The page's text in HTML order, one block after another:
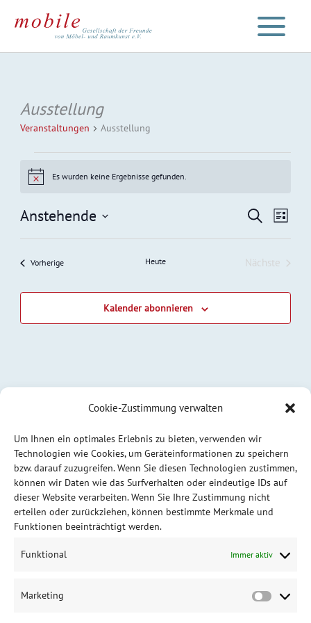
Cookie-Zustimmung verwalten
Um Ihnen ein optimales Erlebnis zu bieten, verwenden wir
Technologien wie Cookies, um Geräteinformationen zu speichern
bzw. darauf zuzugreifen. Wenn Sie diesen Technologien zustimmen,
können wir Daten wie das Surfverhalten oder eindeutige IDs auf
dieser Website verarbeiten. Wenn Sie Ihre Zustimmung nicht
erteilen oder zurückziehen, können bestimmte Merkmale und
Funktionen beeinträchtigt werden.
Funktional Immer aktiv
Marketing
Inhalt
springen
Ausstellung
Veranstaltungen Ausstellung
HinweisEs wurden keine Ergebnisse gefunden.
Such-
und
Suche Liste
Anstehende
Datum
wählen.
VorherigeVeranstaltungen Heute
Nächste
Kalender abonnieren